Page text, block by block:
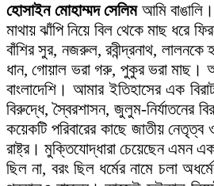
হোসাইন মোহাম্মদ সেলিমআমি
মাথায় ঝাঁপি নিয়ে বিল থেকে মাছ ধরে
বাঁশির সুর, নজরুল, রবীন্দ্রনাথ,
ধান, গোয়াল ভরা গরু, পুকুর ভরা মাছ।
বাংলাদেশি। আমার ইতিহাসের এক
বিরুদ্ধে, স্বৈরশাসন, জুলুম-নির্যাতনের
কয়েকটি পরিবারের কাছে জাতীয়
রাষ্ট্র। মুক্তিযোদ্ধারা চেয়েছেন এমন
ছিল না, বরং ছিল ধর্মের নামে চলা